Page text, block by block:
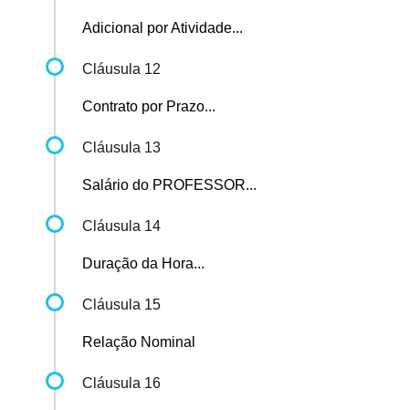
Adicional por Atividade...
Cláusula 12
Contrato por Prazo...
Cláusula 13
Salário do PROFESSOR...
Cláusula 14
Duração da Hora...
Cláusula 15
Relação Nominal
Cláusula 16